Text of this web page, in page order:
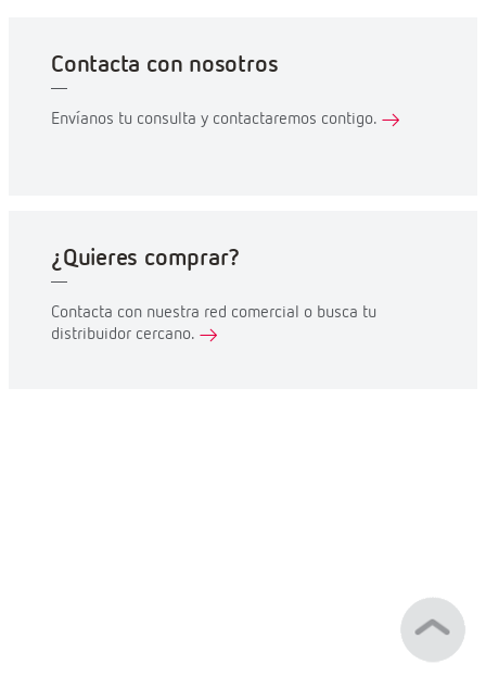
Contacta con nosotros
Envíanos tu consulta y contactaremos contigo.
¿Quieres comprar?
Contacta con nuestra red comercial o busca tu
distribuidor cercano.